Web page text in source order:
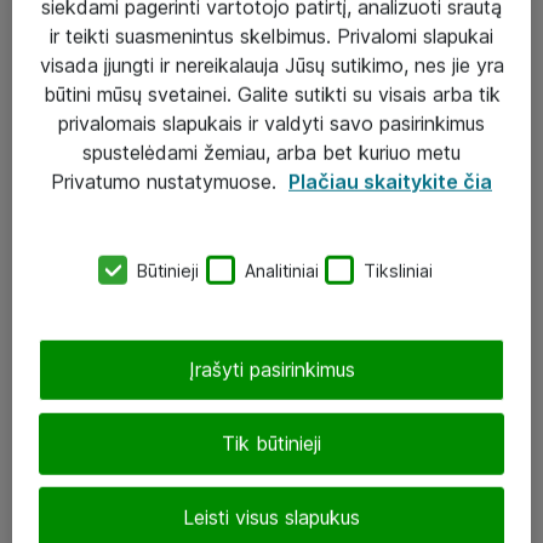
Sprendimai ir paslaugos
Paslaugos
Įgyvendinti projektai
J. Rutkausko g. 6, Vilnius
siekdami pagerinti vartotojo patirtį, analizuoti srautą
ir teikti suasmenintus skelbimus. Privalomi slapukai
visada įjungti ir nereikalauja Jūsų sutikimo, nes jie yra
būtini mūsų svetainei. Galite sutikti su visais arba tik
privalomais slapukais ir valdyti savo pasirinkimus
spustelėdami žemiau, arba bet kuriuo metu
Privatumo nustatymuose. Plačiau skaitykite čia
Būtinieji Analitiniai Tiksliniai
Tik būtinieji
Leisti visus slapukus
Įrašyti pasirinkimus